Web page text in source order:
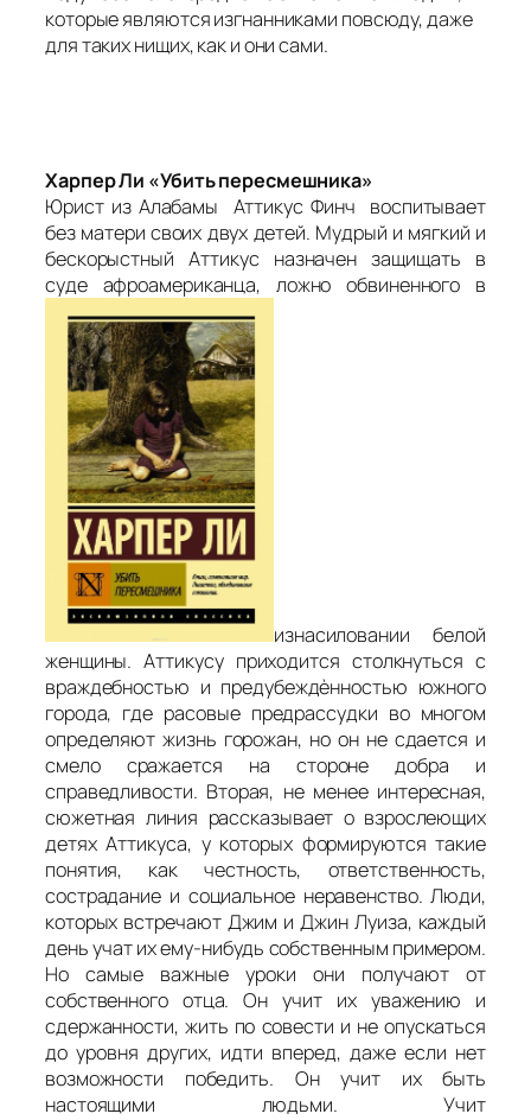
которые являются изгнанниками повсюду, даже
для таких нищих, как и они сами.
Харпер Ли «Убить пересмешника»
Юрист из Алабамы Аттикус Финч воспитывает
без матери своих двух детей. Мудрый и мягкий и
бескорыстный Аттикус назначен защищать в
суде афроамериканца, ложно обвиненного в
изнасиловании белой
женщины. Аттикусу приходится столкнуться с
враждебностью и предубеждѐнностью южного
города, где расовые предрассудки во многом
определяют жизнь горожан, но он не сдается и
смело сражается на стороне добра и
справедливости. Вторая, не менее интересная,
сюжетная линия рассказывает о взрослеющих
детях Аттикуса, у которых формируются такие
понятия, как честность, ответственность,
сострадание и социальное неравенство. Люди,
которых встречают Джим и Джин Луиза, каждый
день учат их ему-нибудь собственным примером.
Но самые важные уроки они получают от
собственного отца. Он учит их уважению и
сдержанности, жить по совести и не опускаться
до уровня других, идти вперед, даже если нет
возможности победить. Он учит их быть
настоящими людьми. Учит